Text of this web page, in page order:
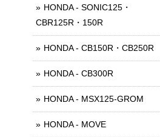
HONDA - SONIC125・
CBR125R・150R
HONDA - CB150R・CB250R
HONDA - CB300R
HONDA - MSX125-GROM
HONDA - MOVE